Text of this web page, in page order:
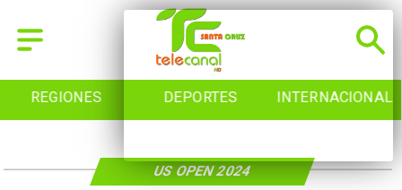
REGIONES DEPORTES INTERNACIONAL
US OPEN 2024